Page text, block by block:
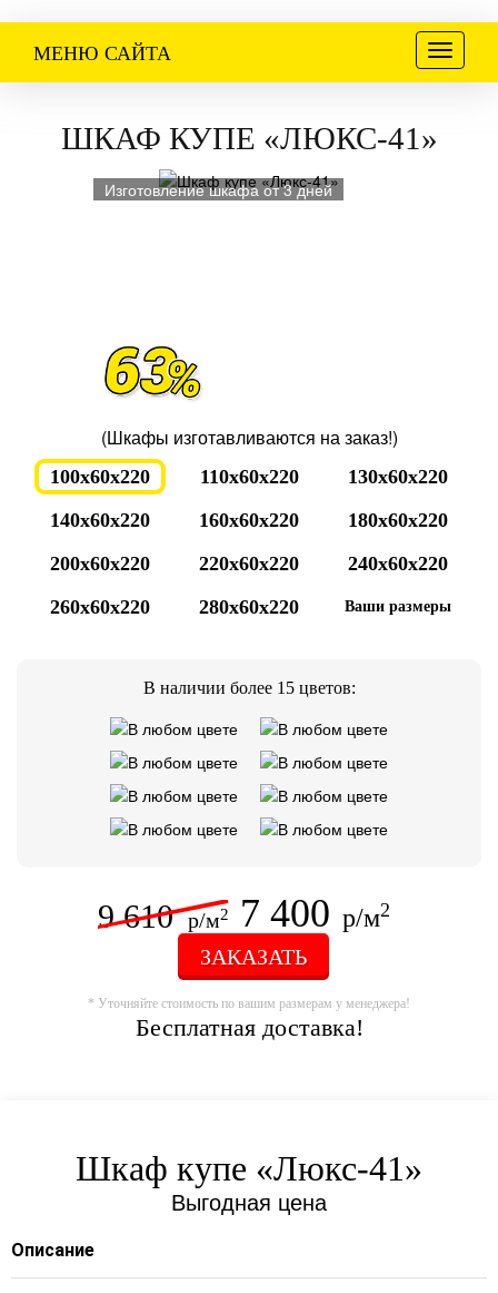
Меню
МЕНЮ САЙТА
ШКАФ КУПЕ «ЛЮКС-41»
Изготовление шкафа от 3 дней
(Шкафы изготавливаются на заказ!)
100x60x220 110x60x220
130x60x220
140x60x220
160x60x220
180x60x220
200x60x220
220x60x220
240x60x220
260x60x220
280x60x220 Ваши размеры
В наличии более 15 цветов:
9 610 р/м2 7 400 р/м2
ЗАКАЗАТЬ
* Уточняйте стоимость по вашим размерам у менеджера!
Бесплатная доставка!
Шкаф купе «Люкс-41»
Выгодная цена
Описание